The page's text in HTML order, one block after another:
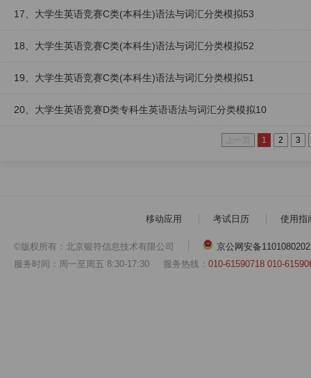
17、大学生英语竞赛C类(本科生)语法与词汇分类模拟53
18、大学生英语竞赛C类(本科生)语法与词汇分类模拟52
19、大学生英语竞赛C类(本科生)语法与词汇分类模拟51
20、大学生英语竞赛D类专科生英语语法与词汇分类模拟10
1 2 3
移动应用 考试日历 使用指
©版权所有：北京银符信息技术有限公司
京公网安备
服务时间：周一至周五 8:30-17:30 服务热线： 010-61590718 010-